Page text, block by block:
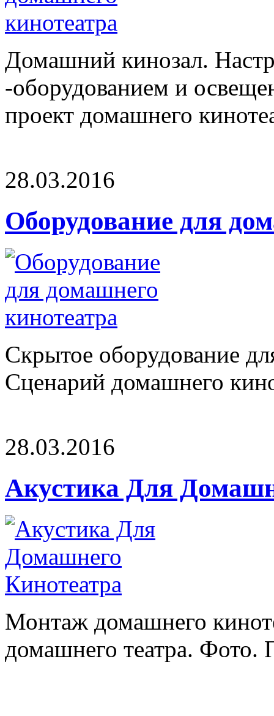
Домашний кинозал.
-оборудованием и
проект домашнего
28.03.2016
Оборудование для
Скрытое оборудование
Сценарий домашнего
28.03.2016
Акустика Для
Монтаж домашнего
домашнего театра. Фото.